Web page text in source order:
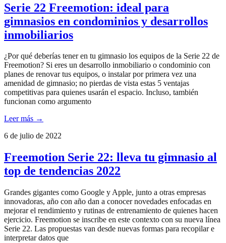
Serie 22 Freemotion: ideal para
gimnasios en condominios y desarrollos
inmobiliarios
¿Por qué deberías tener en tu gimnasio los equipos de la Serie 22 de
Freemotion? Si eres un desarrollo inmobiliario o condominio con
planes de renovar tus equipos, o instalar por primera vez una
amenidad de gimnasio; no pierdas de vista estas 5 ventajas
competitivas para quienes usarán el espacio. Incluso, también
funcionan como argumento
Leer más →
6 de julio de 2022
Freemotion Serie 22: lleva tu gimnasio al
top de tendencias 2022
Grandes gigantes como Google y Apple, junto a otras empresas
innovadoras, año con año dan a conocer novedades enfocadas en
mejorar el rendimiento y rutinas de entrenamiento de quienes hacen
ejercicio. Freemotion se inscribe en este contexto con su nueva línea
Serie 22. Las propuestas van desde nuevas formas para recopilar e
interpretar datos que